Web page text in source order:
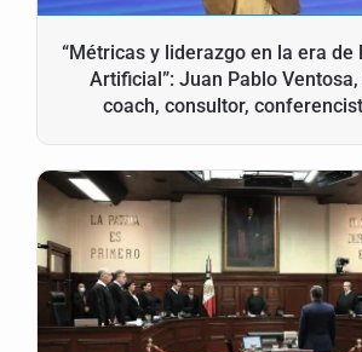
“Métricas y liderazgo en la era de
Artificial”: Juan Pablo
coach, consultor,